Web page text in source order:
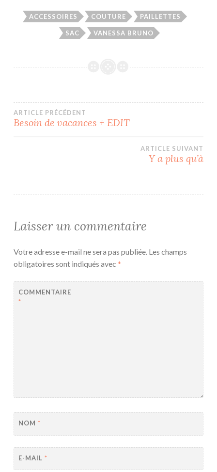
ACCESSOIRES COUTURE PAILLETTES
SAC VANESSA BRUNO
Navigation
ARTICLE PRÉCÉDENT
Besoin de vacances + EDIT
ARTICLE SUIVANT
Y a plus qu’à
Laisser un commentaire
Votre adresse e-mail ne sera pas publiée. Les champs
obligatoires sont indiqués avec *
COMMENTAIRE
*
NOM *
E-MAIL *